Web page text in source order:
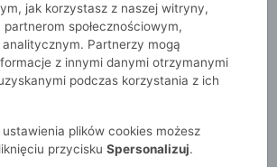
7-12 lat
z motylami
jak korzystasz z naszej witryny,
społecznościowym,
Partnerzy mogą
z innymi danymi otrzymanymi
podczas korzystania z ich
plików cookies możesz
przycisku Spersonalizuj.